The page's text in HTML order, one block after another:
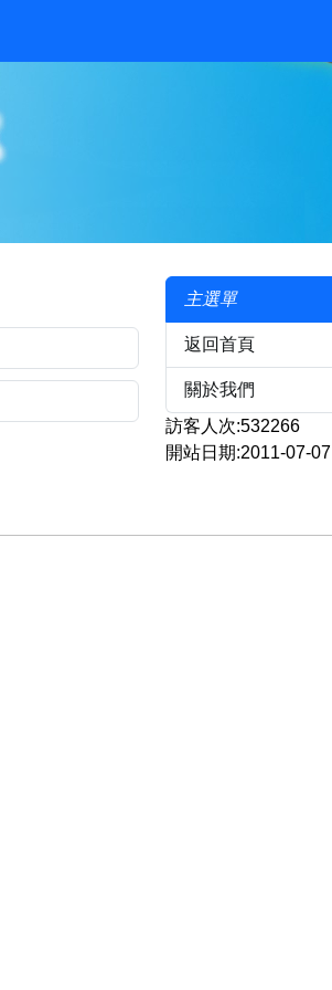
主選單
返回首頁
關於我們
訪客人次:532266
開站日期:2011-07-07